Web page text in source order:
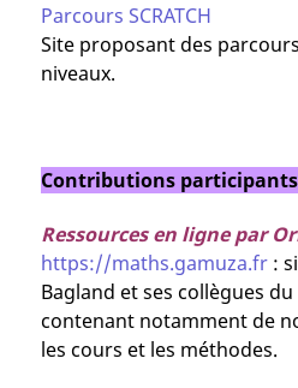
Parcours SCRATCH
Site proposant des parcours
niveaux.
Contributions
Ressources en ligne par
https://maths.gamuza.fr :
Bagland et ses collègues
contenant notamment de
les cours et les méthodes.